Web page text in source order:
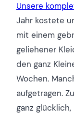
Unsere
Jahr kostete
mit einem
geliehener
den ganz
Wochen.
aufgetragen.
ganz